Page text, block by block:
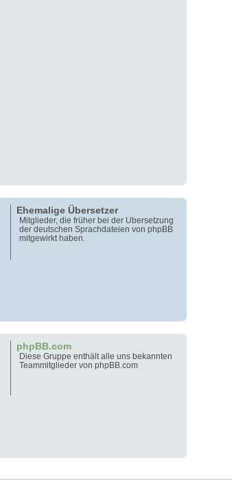
Ehemalige Übersetzer
Mitglieder, die früher bei der Übersetzung
der deutschen Sprachdateien von phpBB
mitgewirkt haben.
phpBB.com
Diese Gruppe enthält alle uns bekannten
Teammitglieder von phpBB.com